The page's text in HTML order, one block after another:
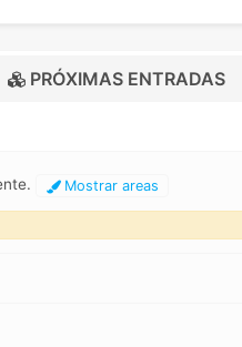
PRÓXIMAS ENTRADAS
Mostrar areas